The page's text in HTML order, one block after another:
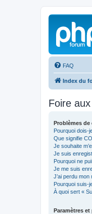
FAQ
Index du
Foire
Problèmes de
Pourquoi dois-
Que signifie
Je souhaite
Je suis
Pourquoi ne
Je me suis
J’ai perdu mon
Pourquoi suis-
À quoi sert «
Paramètres et